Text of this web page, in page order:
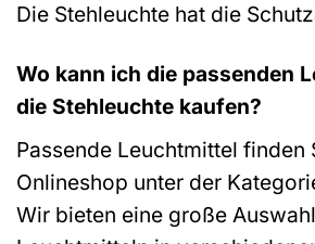
Die Stehleuchte hat die
Wo kann ich die passenden
die Stehleuchte kaufen?
Passende Leuchtmittel finden
Onlineshop unter der
Wir bieten eine große